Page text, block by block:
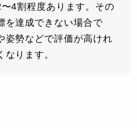
4割程度あります。その
を達成できない場合で
姿勢などで評価が高けれ
なります。